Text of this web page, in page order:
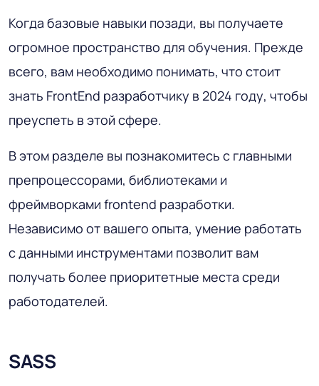
Когда базовые навыки позади, вы получаете
огромное пространство для обучения. Прежде
всего, вам необходимо понимать, что стоит
знать FrontEnd разработчику в 2024 году, чтобы
преуспеть в этой сфере.
В этом разделе вы познакомитесь с главными
препроцессорами, библиотеками и
фреймворками frontend разработки.
Независимо от вашего опыта, умение работать
с данными инструментами позволит вам
получать более приоритетные места среди
работодателей.
SASS